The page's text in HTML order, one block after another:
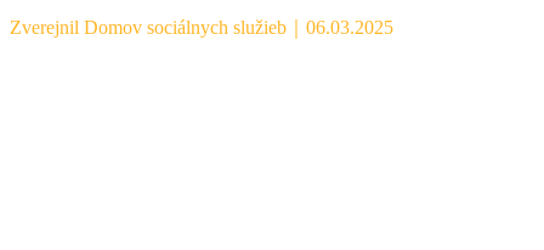
Zverejnil Domov sociálnych služieb
06.03.2025